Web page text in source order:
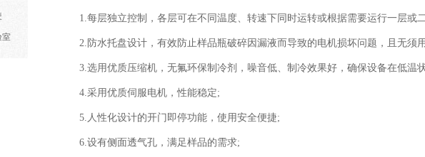
室
1.每层独立控制，各层可在不同温度、转速下同时运转或根据需要运行一层或
2. 防水托盘设计，有效防止样品瓶破碎因漏液而导致的电机损坏问题，且无须
3.选用优质压缩机，无氟环保制冷剂，噪音低、制冷效果好，确保设备在低温
4.采用优质伺服电机，性能稳定;
5.人性化设计的开门即停功能，使用安全便捷;
6.设有侧面透气孔，满足样品的需求;